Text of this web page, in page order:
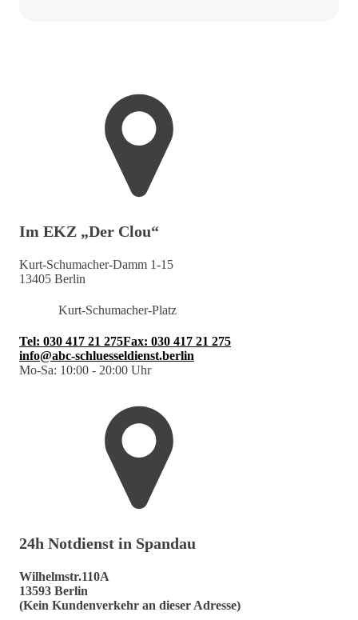
Im EKZ „Der Clou“
Kurt-Schumacher-Damm 1-15
13405 Berlin
Kurt-Schumacher-Platz
Tel: 030 417 21 275Fax: 030 417 21 275
info@abc-schluesseldienst.berlin
Mo-Sa: 10:00 - 20:00 Uhr
24h Notdienst in Spandau
Wilhelmstr.110A
13593 Berlin
(Kein Kundenverkehr an dieser Adresse)